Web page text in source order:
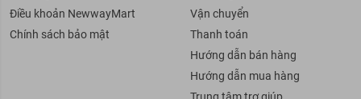
Điều khoản NewwayMart
Chính sách bảo mật
Vận chuyển
Thanh toán
Hướng dẫn bán hàng
Hướng dẫn mua hàng